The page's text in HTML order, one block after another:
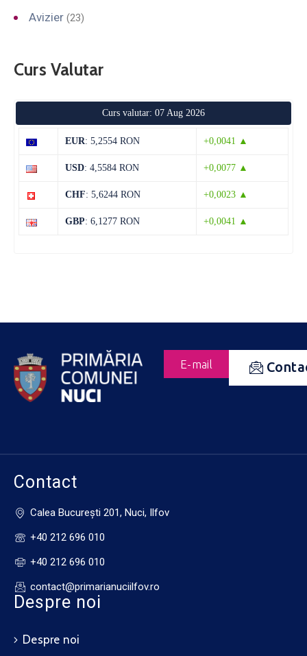
Avizier (23)
Curs Valutar
Curs valutar: 07 Aug 2026
EUR: 5,2554 RON +0,0041 ▲
USD: 4,5584 RON +0,0077 ▲
CHF: 5,6244 RON +0,0023 ▲
GBP: 6,1277 RON +0,0041 ▲
E-mail
Contact
Calea Bucureşti 201, Nuci, Ilfov
+40 212 696 010
+40 212 696 010
contact@primarianuciilfov.ro
Despre noi
Despre noi